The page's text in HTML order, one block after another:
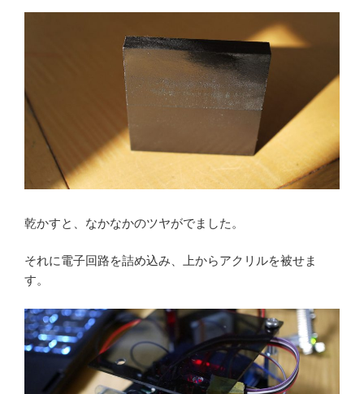
乾かすと、なかなかのツヤがでました。
それに電子回路を詰め込み、上からアクリルを被せま
す。